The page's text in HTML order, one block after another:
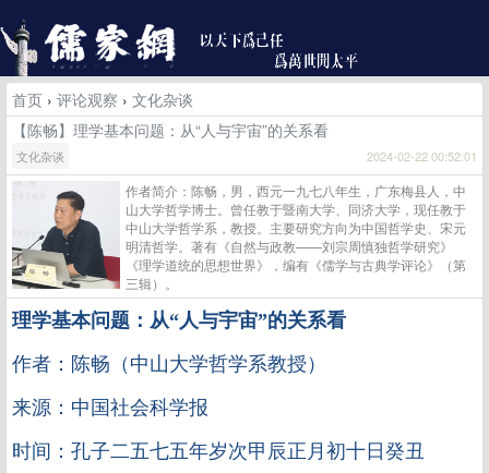
首页 › 评论观察 › 文化杂谈
【陈畅】理学基本问题：从“人与宇宙”的关系看
文化杂谈 2024-02-22 00:52:01
作者简介：陈畅，男，西元一九七八年生，广东梅县人，中
山大学哲学博士。曾任教于暨南大学、同济大学，现任教于
中山大学哲学系，教授。主要研究方向为中国哲学史、宋元
明清哲学。著有《自然与政教——刘宗周慎独哲学研究》
《理学道统的思想世界》，编有《儒学与古典学评论》（第
三辑）。
理学基本问题：从“人与宇宙”的关系看
作者：陈畅（中山大学哲学系教授）
来源：中国社会科学报
时间：孔子二五七五年岁次甲辰正月初十日癸丑